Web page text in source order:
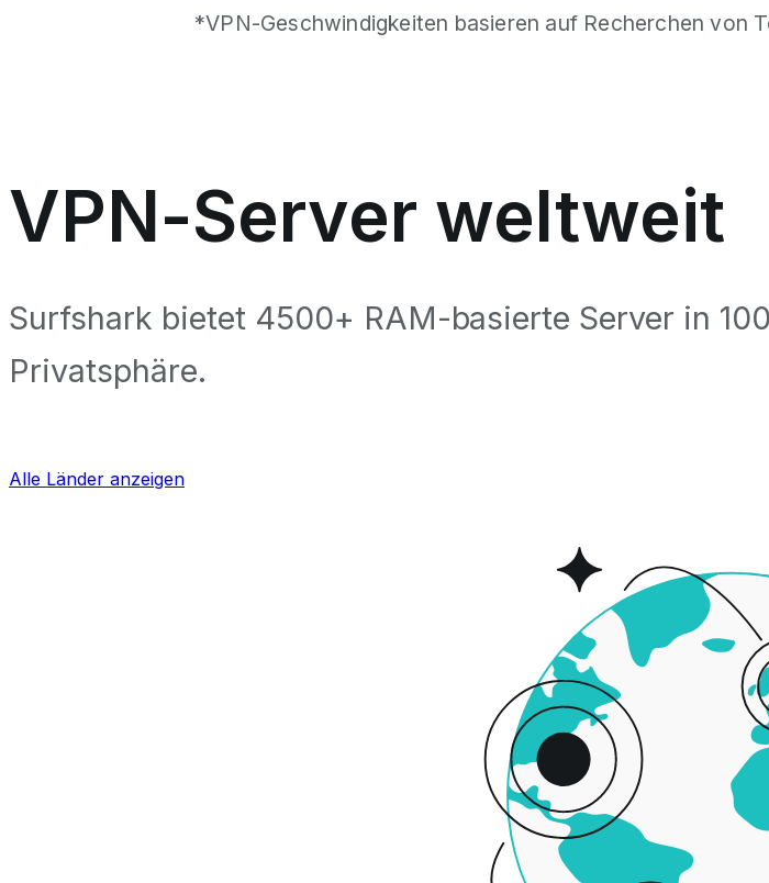
*VPN-Geschwindigkeiten basieren auf Recherchen von
VPN-Server weltweit
Surfshark bietet 4500+ RAM-basierte Server in
Privatsphäre.
Alle Länder anzeigen